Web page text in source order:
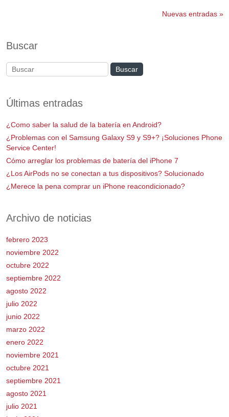
Nuevas entradas »
Buscar
Últimas entradas
¿Como saber la salud de la batería en Android?
¿Problemas con el Samsung Galaxy S9 y S9+? ¡Soluciones Phone
Service Center!
Cómo arreglar los problemas de batería del iPhone 7
¿Los AirPods no se conectan a tus dispositivos? Solucionado
¿Merece la pena comprar un iPhone reacondicionado?
Archivo de noticias
febrero 2023
noviembre 2022
octubre 2022
septiembre 2022
agosto 2022
julio 2022
junio 2022
marzo 2022
enero 2022
noviembre 2021
octubre 2021
septiembre 2021
agosto 2021
julio 2021